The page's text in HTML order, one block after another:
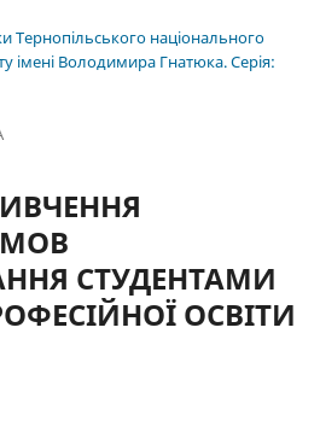
Тернопільського національного
імені Володимира Гнатюка. Серія:
СТУДЕНТАМИ
ОСВІТИ